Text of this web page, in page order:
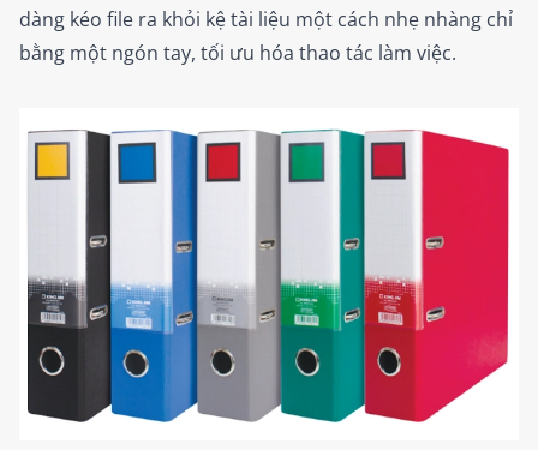
dàng kéo file ra khỏi kệ tài liệu một cách nhẹ nhàng chỉ
bằng một ngón tay, tối ưu hóa thao tác làm việc.